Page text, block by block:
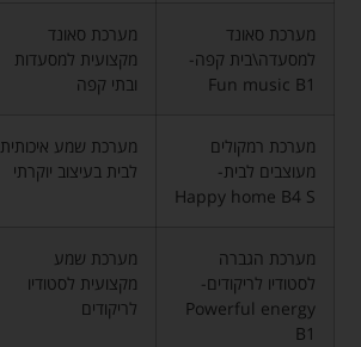
מערכת סאונד
למסעדה\בית קפה-
Fun music B1
מערכת סאונד
מקצועית למסעדות
ובתי קפה
מערכת רמקולים
מעוצבים לבית-
Happy home B4 S
מערכת שמע איכותית
לבית בעיצוב יוקרתי
מערכת הגברה
לסטודיו לריקודים-
Powerful energy
B1
מערכת שמע
מקצועית לסטודיו
לריקודים